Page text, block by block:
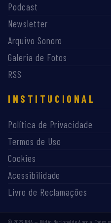
Podcast
Newsletter
Arquivo Sonoro
Galeria de Fotos
RSS
INSTITUCIONAL
Política de Privacidade
Termos de Uso
Cookies
Acessibilidade
Livro de Reclamações
©2026 RNA — Rádio Nacional de Angola. Todos